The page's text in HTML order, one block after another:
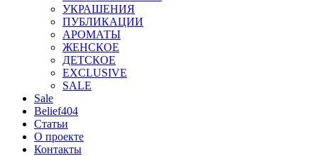
УКРАШЕНИЯ
ПУБЛИКАЦИИ
АРОМАТЫ
ЖЕНСКОЕ
ДЕТСКОЕ
EXCLUSIVE
SALE
Sale
Belief404
Статьи
О проекте
Контакты